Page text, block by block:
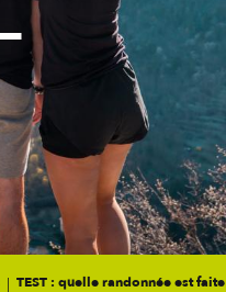
TEST : quelle randonnée est